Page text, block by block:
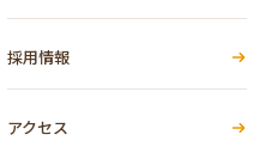
採用情報
アクセス